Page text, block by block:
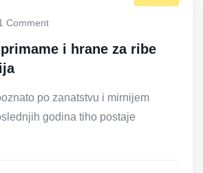
Comment
i hrane za ribe
po zanatstvu i mirnijem
godina tiho postaje